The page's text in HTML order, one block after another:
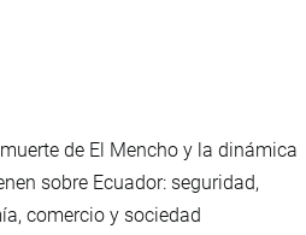
de El Mencho y la dinámica
sobre Ecuador: seguridad,
comercio y sociedad